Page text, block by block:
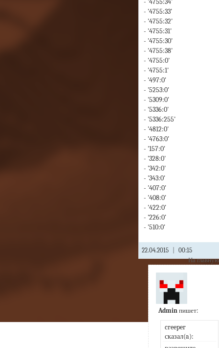
- '4755:34'
- '4755:33'
- '4755:32'
- '4755:31'
- '4755:30'
- '4755:38'
- '4755:0'
- '4755:1'
- '497:0'
- '5253:0'
- '5309:0'
- '5336:0'
- '5336:255'
- '4812:0'
- '4763:0'
- '157:0'
- '328:0'
- '342:0'
- '343:0'
- '407:0'
- '408:0'
- '422:0'
- '226:0'
- '510:0'
22.04.2015
00:15
На главную
Admin пишет:
creeper
сказал(a):